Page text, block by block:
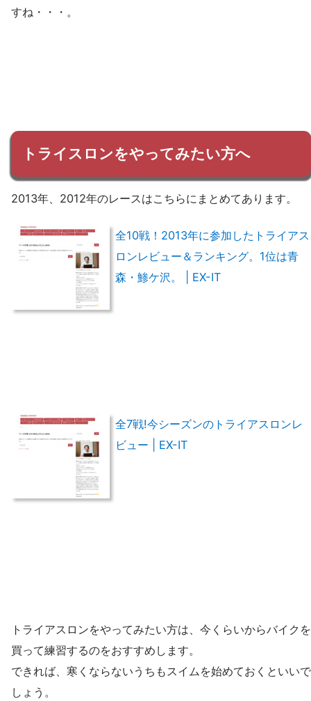
すね・・・。
トライスロンをやってみたい方へ
2013年、2012年のレースはこちらにまとめてあります。
全10戦！2013年に参加したトライアス
ロンレビュー＆ランキング。1位は青
森・鯵ケ沢。 | EX-IT
全7戦!今シーズンのトライアスロンレ
ビュー | EX-IT
トライアスロンをやってみたい方は、今くらいからバイクを
買って練習するのをおすすめします。
できれば、寒くならないうちもスイムを始めておくといいで
しょう。